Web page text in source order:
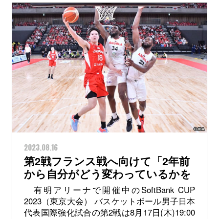
2023.08.16
第2戦フランス戦へ向けて「2年前
から自分がどう変わっているかを
確認できるチャンス」馬場雄大選
手
有明アリーナで開催中のSoftBank CUP
2023（東京大会） バスケットボール男子日本
代表国際強化試合の第2戦は8月17日(木)19:00